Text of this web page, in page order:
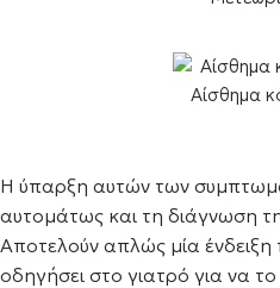
Αίσθημα
Η ύπαρξη αυτών των
αυτομάτως και τη διάγνωση
Αποτελούν απλώς μία
οδηγήσει στο γιατρό για να